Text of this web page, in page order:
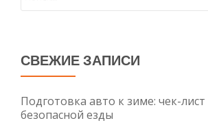
СВЕЖИЕ ЗАПИСИ
Подготовка авто к зиме: чек-лист
безопасной езды